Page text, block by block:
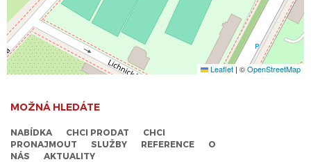
Leaflet | ©OpenStreetMap
MOŽNÁ HLEDÁTE
NABÍDKA CHCI PRODAT
CHCI
PRONAJMOUT
SLUŽBY REFERENCE
O
NÁS
AKTUALITY